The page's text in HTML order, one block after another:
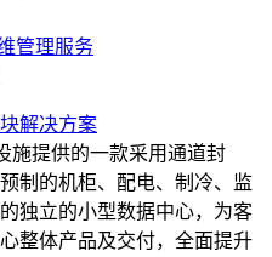
管理服务
解决方案
施提供的一款采用通道封
制的机柜、配电、制冷、监
独立的小型数据中心，为客
整体产品及交付，全面提升